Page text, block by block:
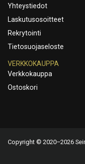
Yhteystiedot
Laskutusosoitteet
Rekrytointi
Tietosuojaseloste
VERKKOKAUPPA
Verkkokauppa
Ostoskori
Copyright © 2020–2026